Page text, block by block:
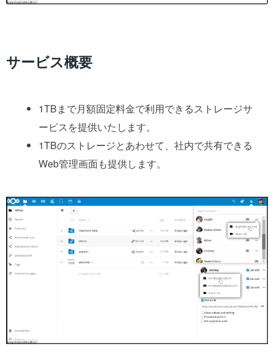
サービス概要
1TBまで月額固定料金で利用できるストレージサ
ービスを提供いたします。
1TBのストレージとあわせて、社内で共有できる
Web管理画面も提供します。